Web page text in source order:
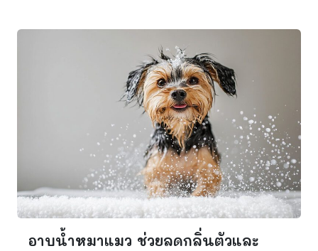
อาบน้ำหมาแมว ช่วยลดกลิ่นตัวและ